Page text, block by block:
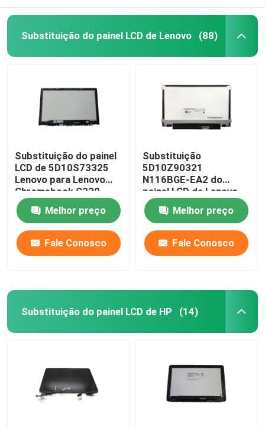
Substituição do painel LCD de Lenovo (88)
Substituição do painel
LCD de 5D10S73325
Lenovo para Lenovo
Chromebook C330
B116XAB01
Melhor preço
Fale Conosco
Substituição
5D10Z90321
N116BGE-EA2 do
painel LCD de Lenovo
Chromebook 100E
Gen3 AMDMelhor preço
Fale Conosco
Substituição do painel LCD de HP (14)